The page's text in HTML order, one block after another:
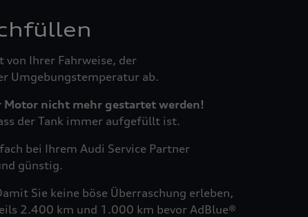
von Ihrer Fahrweise, der
Umgebungstemperatur ab.
Motor nicht mehr gestartet werden!
der Tank immer aufgefüllt ist.
bei Ihrem Audi Service Partner
günstig.
Sie keine böse Überraschung erleben,
2.400 km und 1.000 km bevor AdBlue®